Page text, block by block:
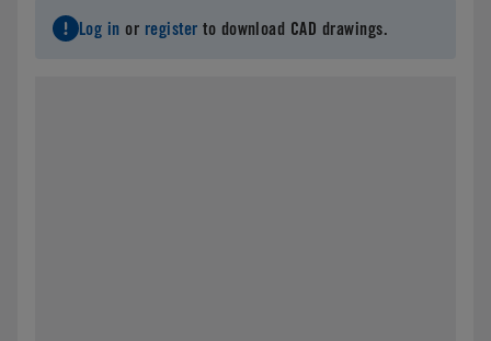
Log in or register to download CAD drawings.